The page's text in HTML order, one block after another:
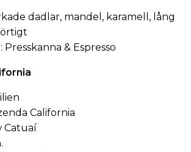
dadlar, mandel, karamell, lång
& Espresso
California
Catuaí